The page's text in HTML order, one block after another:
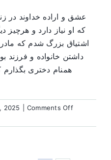
عشق و اراده خداوند
که او نیاز دارد و
اشتیاق بزرگ شدم که
داشتن خانواده و فرزند
همنام دختری
2025 Comments Offon
پایه